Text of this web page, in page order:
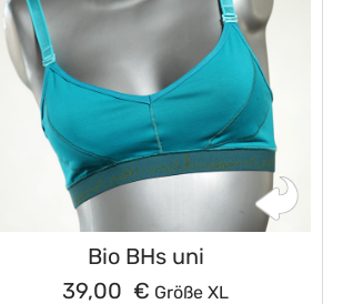
Bio BHs uni
39,00 € Größe XL